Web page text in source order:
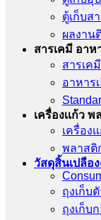
ตู้เก็บส
ผลงาน
สารเคมี อาห
สารเคมี
อาหาร
เครื่องเเก้ว
เครื่องเ
พลาสติ
วัสดุสิ้นเปลือง
ถุงเก็บ
ถุงเก็บ